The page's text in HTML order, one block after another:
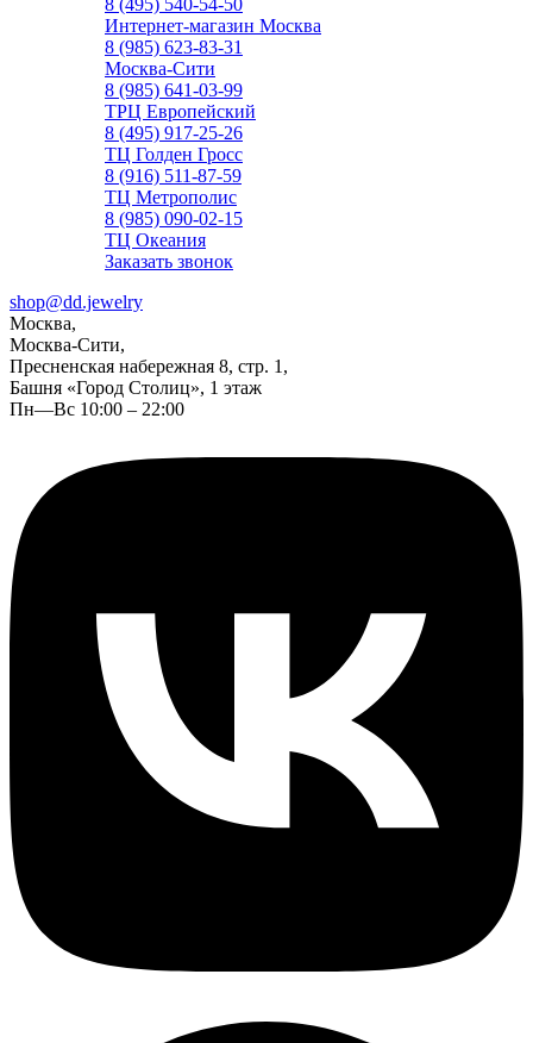
8 (495) 540-54-50
Интернет-магазин Москва
8 (985) 623-83-31
Москва-Сити
8 (985) 641-03-99
ТРЦ Европейский
8 (495) 917-25-26
ТЦ Голден Гросс
8 (916) 511-87-59
ТЦ Метрополис
8 (985) 090-02-15
ТЦ Океания
Заказать звонок
shop@dd.jewelry
Москва,
Москва-Сити,
Пресненская набережная 8, стр. 1,
Башня «Город Столиц», 1 этаж
Пн—Вс 10:00 – 22:00